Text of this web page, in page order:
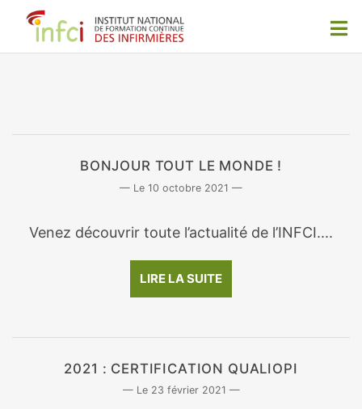
BONJOUR TOUT LE MONDE !
10 octobre 2021
Venez découvrir toute l’actualité de l’INFCI....
LIRE LA SUITE
2021 : CERTIFICATION QUALIOPI
23 février 2021